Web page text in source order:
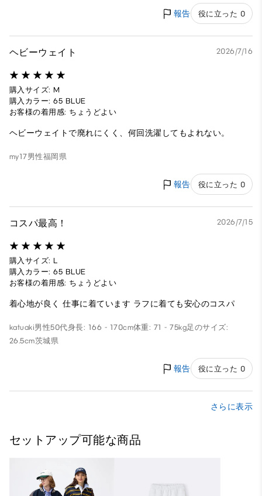
報告 役に立った 0
ヘビーウェイト 2026/7/16
購入サイズ: M
購入カラー: 65 BLUE
お客様の着用感: ちょうどよい
ヘビーウェイトで廃れにくく、何回洗濯してもよれない。
my17男性福岡県
報告 役に立った 0
コスパ最高！ 2026/7/15
購入サイズ: L
購入カラー: 65 BLUE
お客様の着用感: ちょうどよい
着心地が良く 仕事に着ています ラフに着ても安心のコスパ
katuaki男性50代身長: 166 - 170cm体重: 71 - 75kg足のサイズ:
26.5cm茨城県
報告 役に立った 0
さらに表示
セットアップ可能な商品